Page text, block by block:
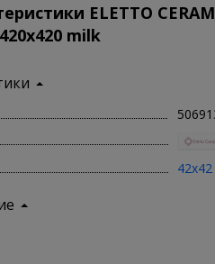
ELETTO
milk
42x42